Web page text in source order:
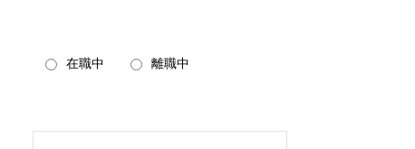
在職中 離職中